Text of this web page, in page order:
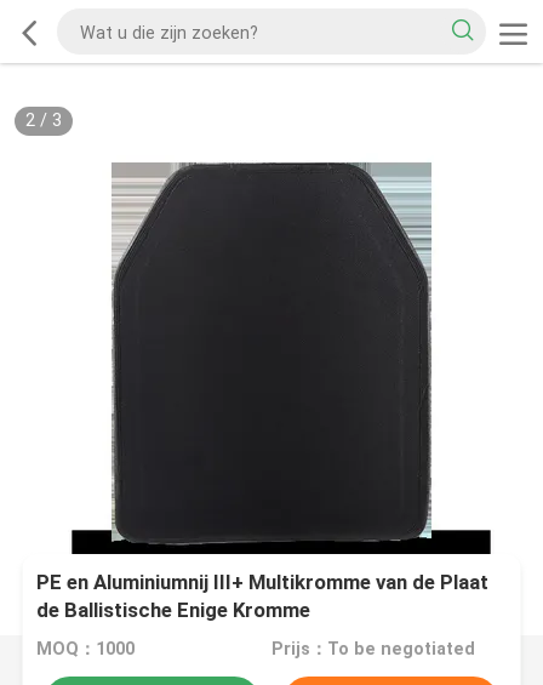
2/ 3
PE en Aluminiumnij III+ Multikromme van de Plaat
de Ballistische Enige Kromme
MOQ：1000 Prijs：To be negotiated